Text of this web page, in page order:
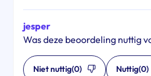
jesper
Was deze beoordeling nuttig
Niet nuttig(0) Nuttig(0)